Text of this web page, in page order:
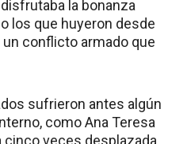
la bonanza
los que huyeron desde
conflicto armado que
sufrieron antes algún
como Ana Teresa